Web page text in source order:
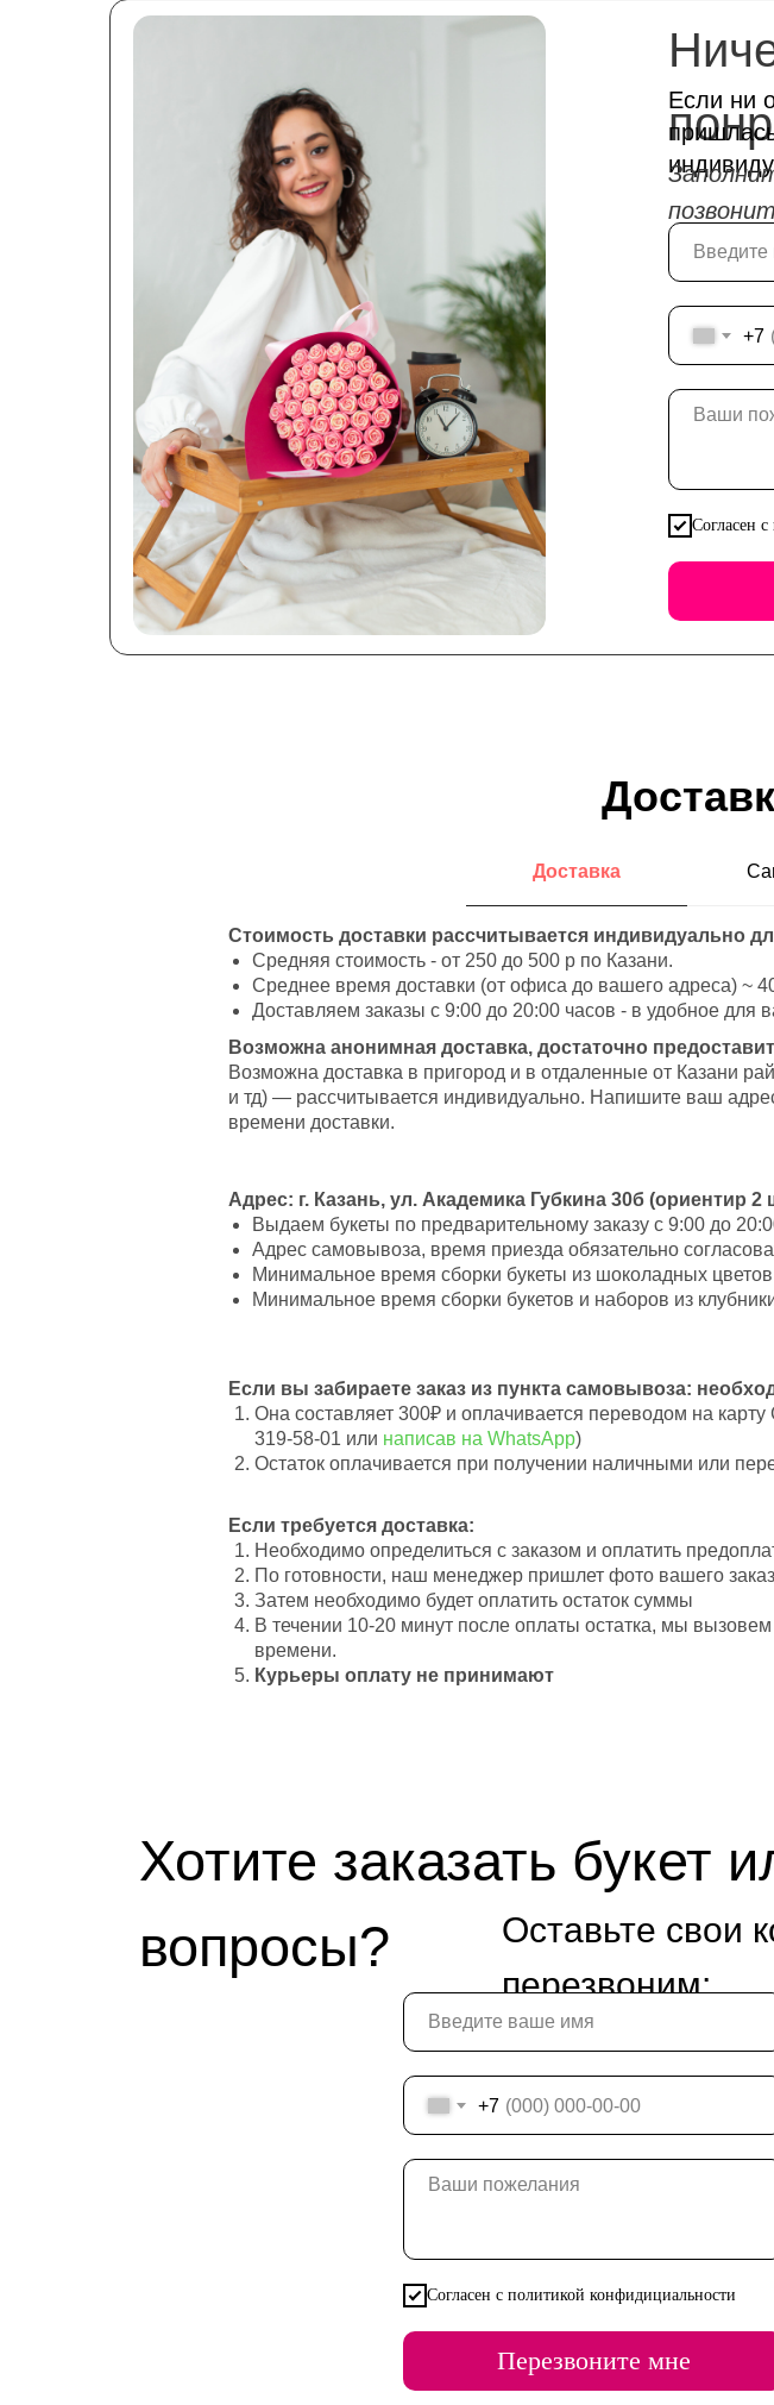
+7
Согласен
Если ни
Доставка
Стоимость доставки рассчитывается индивидуально
Средняя стоимость - от 250 до 500 р по Казани.
Среднее время доставки (от офиса до вашего адреса) ~
Доставляем заказы с 9:00 до 20:00 часов - в удобное для
Возможна анонимная доставка, достаточно
Возможна доставка в пригород и в отдаленные от Казани
и тд) — рассчитывается индивидуально. Напишите ваш
времени доставки.
Адрес: г. Казань, ул. Академика Губкина 30б (ориентир 2
Выдаем букеты по предварительному заказу с 9:00 до
Адрес самовывоза, время приезда обязательно
Минимальное время сборки букеты из шоколадных цветов
Минимальное время сборки букетов и наборов из
Если вы забираете заказ из пункта самовывоза:
Она составляет 300₽ и оплачивается переводом на
319-58-01 или написав на WhatsApp)
Остаток оплачивается при получении наличными или
Если требуется доставка:
Необходимо определиться с заказом и оплатить
По готовности, наш менеджер пришлет фото вашего
Затем необходимо будет оплатить остаток суммы
В течении 10-20 минут после оплаты остатка, мы
времени.
Курьеры оплату не принимают
Хотите заказать букет
вопросы?
Оставьте свои
перезвоним:
+7
Согласен с политикой конфидициальности
Перезвоните мне